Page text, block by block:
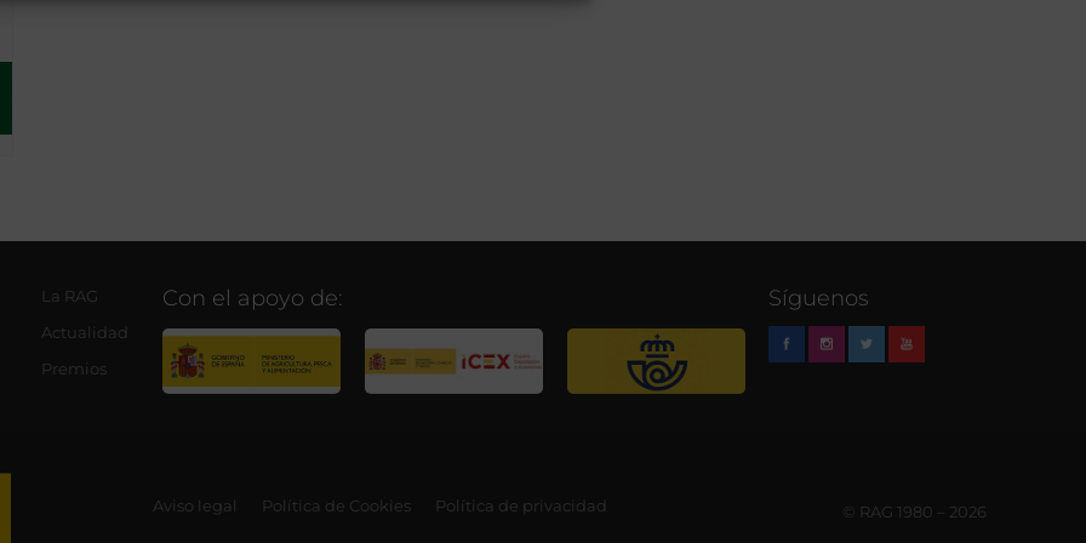
La RAG
Actualidad
Premios
Con el apoyo de: Síguenos
Aviso legal Política de Cookies Política de privacidad © RAG 1980 – 2026